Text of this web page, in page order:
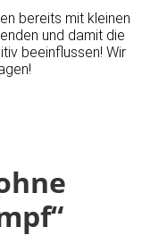
bereits mit kleinen
und damit die
beeinflussen! Wir